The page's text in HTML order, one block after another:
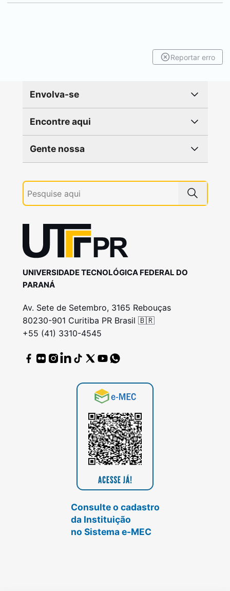
Reportar erro
Envolva-se
Encontre aqui
Gente nossa
UNIVERSIDADE TECNOLÓGICA FEDERAL DO
PARANÁ
Av. Sete de Setembro, 3165 Rebouças
80230-901 Curitiba PR Brasil 🇧🇷
+55 (41) 3310-4545
Consulte o cadastro
da Instituição
no Sistema e-MEC